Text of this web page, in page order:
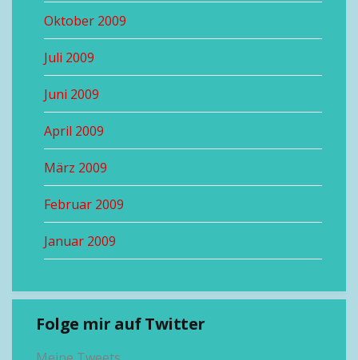
Oktober 2009
Juli 2009
Juni 2009
April 2009
März 2009
Februar 2009
Januar 2009
Folge mir auf Twitter